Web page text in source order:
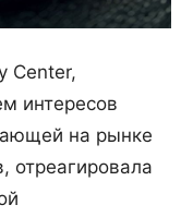
Center,
интересов
на рынке
отреагировала